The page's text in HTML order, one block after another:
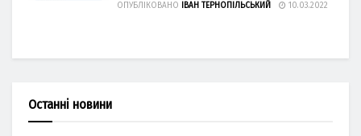
ОПУБЛІКОВАНО ІВАН ТЕРНОПІЛЬСЬКИЙ 10.03.2022
Останні новини